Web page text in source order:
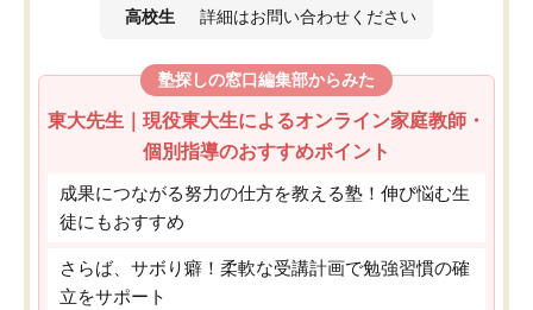
高校生 詳細はお問い合わせください
塾探しの窓口編集部からみた
東大先生｜現役東大生によるオンライン家庭教師・
個別指導のおすすめポイント
成果につながる努力の仕方を教える塾！伸び悩む生
徒にもおすすめ
さらば、サボり癖！柔軟な受講計画で勉強習慣の確
立をサポート